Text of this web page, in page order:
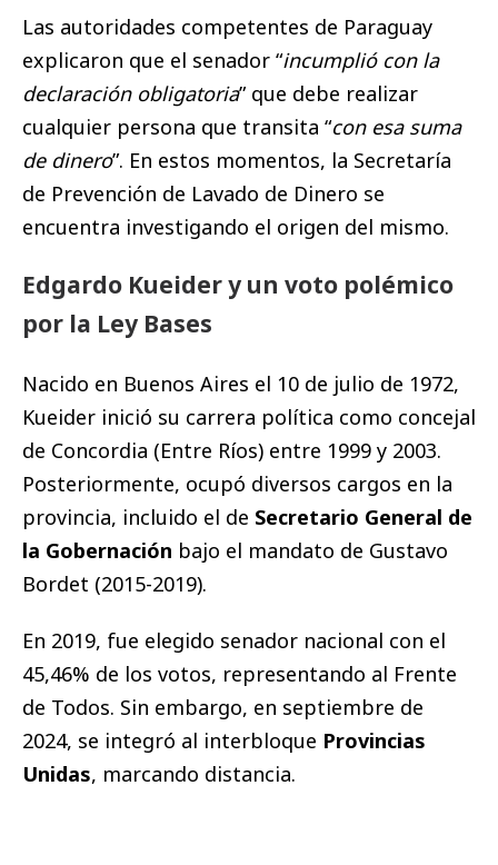
Las autoridades competentes de Paraguay
explicaron que el senador “incumplió con la
declaración obligatoria” que debe realizar
cualquier persona que transita “con esa suma
de dinero”. En estos momentos, la Secretaría
de Prevención de Lavado de Dinero se
encuentra investigando el origen del mismo.
Edgardo Kueider y un voto polémico
por la Ley Bases
Nacido en Buenos Aires el 10 de julio de 1972,
Kueider inició su carrera política como concejal
de Concordia (Entre Ríos) entre 1999 y 2003.
Posteriormente, ocupó diversos cargos en la
provincia, incluido el de Secretario General de
la Gobernación bajo el mandato de Gustavo
Bordet (2015-2019).
En 2019, fue elegido senador nacional con el
45,46% de los votos, representando al Frente
de Todos. Sin embargo, en septiembre de
2024, se integró al interbloque Provincias
Unidas, marcando distancia.